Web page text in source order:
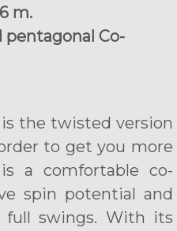
m.
pentagonal Co-
the twisted version
to get you more
a comfortable co-
spin potential and
full swings. With its